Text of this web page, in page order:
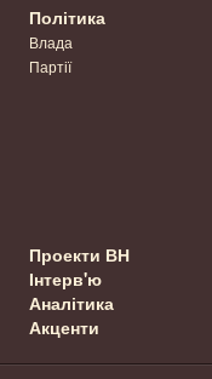
Політика
Влада
Партії
Проекти ВН
Інтерв'ю
Аналітика
Акценти